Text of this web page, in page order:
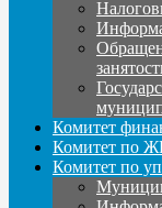
Комитет
Комитет по
Комитет по